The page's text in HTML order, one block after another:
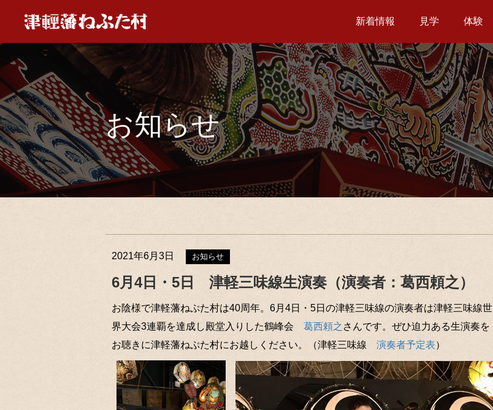
新着情報 見学 体験
お知らせ
2021年6月3日 お知らせ
6月4日・5日 津軽三味線生演奏（演奏者：葛西頼之）
お陰様で津軽藩ねぷた村は40周年。6月4日・5日の津軽三味線の演奏者は津軽三味線世
界大会3連覇を達成し殿堂入りした鶴峰会 葛西頼之 さんです。ぜひ迫力ある生演奏を
お聴きに津軽藩ねぷた村にお越しください。（津軽三味線 演奏者予定表）